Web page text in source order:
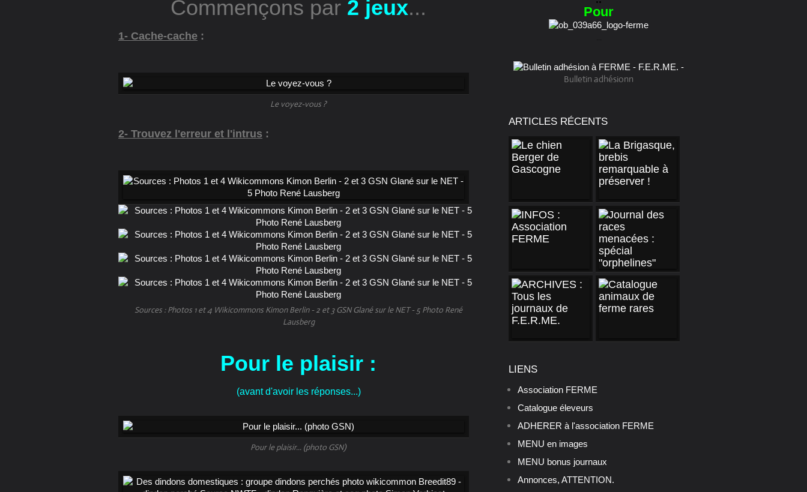
Commençons par 2 jeux...
1- Cache-cache :
Le voyez-vous ?
2- Trouvez l'erreur et l'intrus :
Sources : Photos 1 et 4 Wikicommons Kimon Berlin - 2 et 3 GSN Glané sur le NET - 5 Photo René
Lausberg
Pour le plaisir :
(avant d'avoir les réponses...)
Pour le plaisir... (photo GSN)
Pour
Bulletin adhésionn
ARTICLES RÉCENTS
LIENS
Association FERME
Catalogue éleveurs
ADHERER à l'association FERME
MENU en images
MENU bonus journaux
Annonces, ATTENTION.